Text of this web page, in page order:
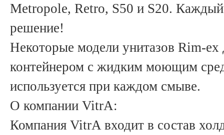
Metropole, Retro, S50 и S20.
решение!
Некоторые модели унитазов Rim-
контейнером с жидким моющим
используется при каждом смыве.
О компании VitrA:
Компания VitrA входит в состав